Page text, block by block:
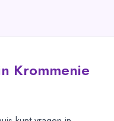
Krommenie